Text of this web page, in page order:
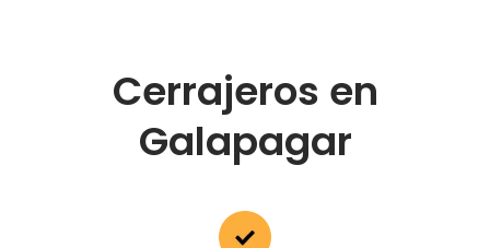
Cerrajeros en
Galapagar